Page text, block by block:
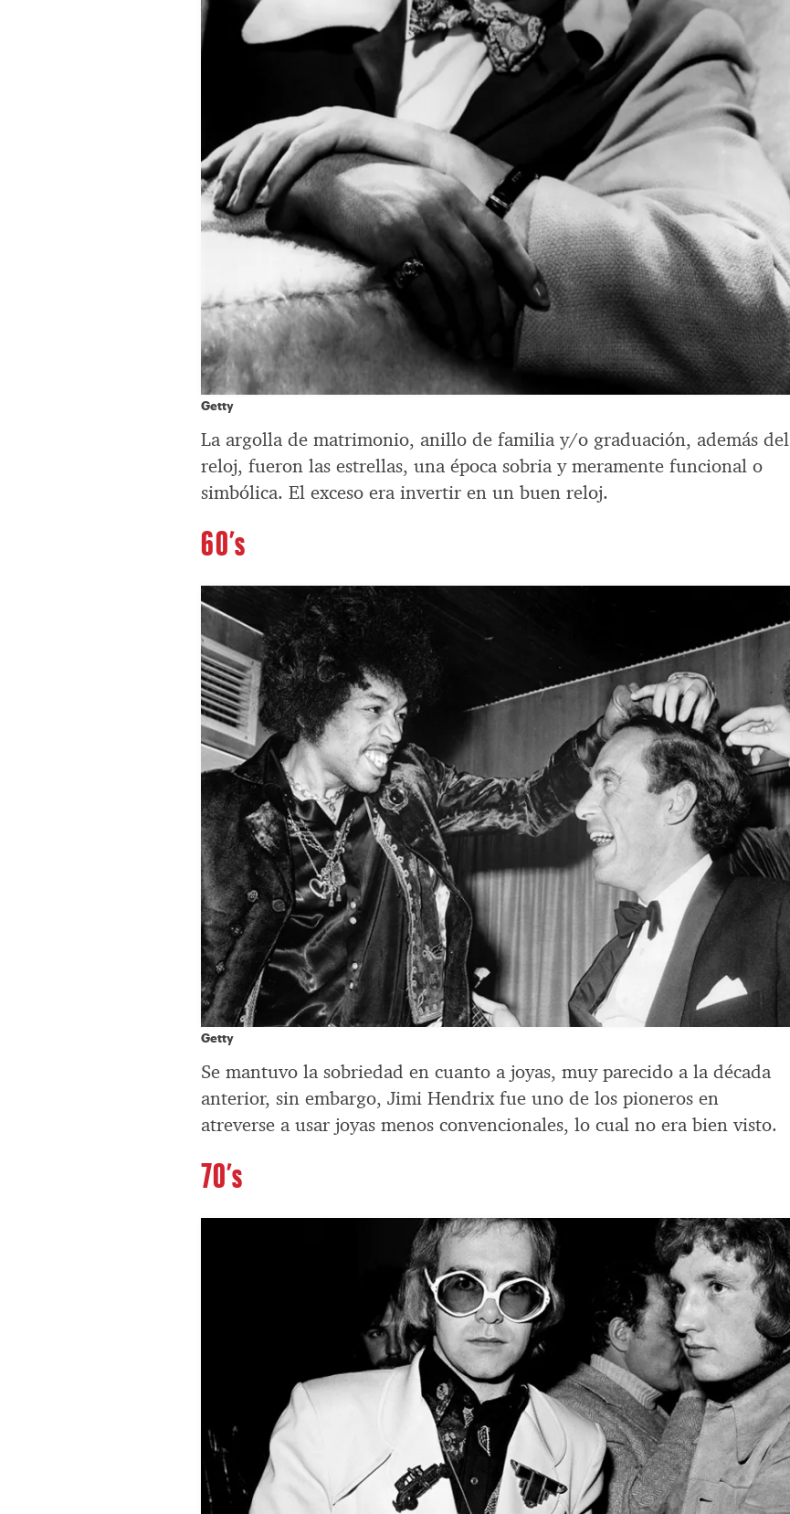
Getty
La argolla de matrimonio, anillo de familia y/o graduación, además del
reloj, fueron las estrellas, una época sobria y meramente funcional o
simbólica. El exceso era invertir en un buen reloj.
60’s
Getty
Se mantuvo la sobriedad en cuanto a joyas, muy parecido a la década
anterior, sin embargo, Jimi Hendrix fue uno de los pioneros en
atreverse a usar joyas menos convencionales, lo cual no era bien visto.
70’s